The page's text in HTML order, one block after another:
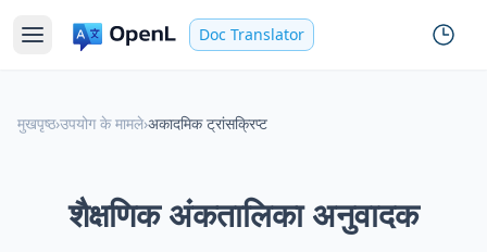
Doc Translator
मुखपृष्ठ›उपयोग के मामले›अकादमिक ट्रांसक्रिप्ट
शैक्षणिक अंकतालिका अनुवादक